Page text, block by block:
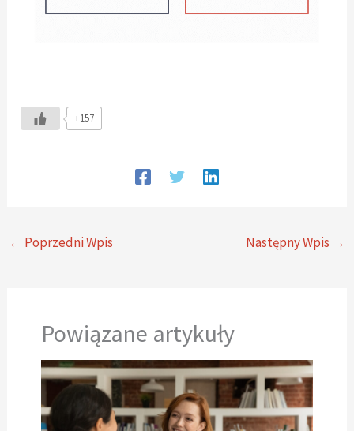
+157
← Poprzedni Wpis Następny Wpis →
Powiązane artykuły